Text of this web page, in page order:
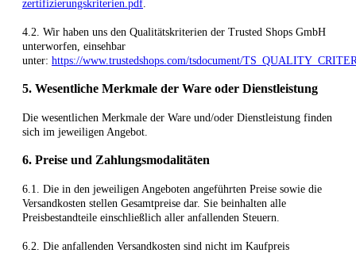
zertifizierungskriterien.pdf
4.2. Wir haben uns den Qualitätskriterien der Trusted Shops GmbH
unterworfen, einsehbar
unter: https://www.trustedshops.com/tsdocument/
5. Wesentliche Merkmale der Ware oder Dienstleistung
Die wesentlichen Merkmale der Ware und/oder Dienstleistung finden
sich im jeweiligen Angebot.
6. Preise und Zahlungsmodalitäten
6.1. Die in den jeweiligen Angeboten angeführten Preise sowie die
Versandkosten stellen Gesamtpreise dar. Sie beinhalten alle
Preisbestandteile einschließlich aller anfallenden Steuern.
6.2. Die anfallenden Versandkosten sind nicht im Kaufpreis